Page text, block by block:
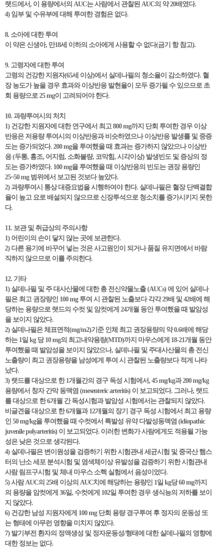
랫드에서, 이 용량에서의 AUC는 사람에서 관찰된 AUC의 약 20배였다.
4) 임부 및 수유부에 대해 투여한 경험은 없다.
8. 소아에 대한 투여
이 약은 신생아, 만18세 이하의 소아에게 사용할 수 없다(금기 항 참고).
9. 고령자에 대한 투여
고령의 건강한 지원자(65세 이상)에서 실데나필의 청소율이 감소하였다. 혈
장 농도가 높을 경우 효과와 이상반응 발현율이 모두 증가될 수 있으므로 초
회 용량으로 25 mg이 고려되어야 한다.
10. 과량투여시의 처치
1) 건강한 지원자에 대한 연구에서 최고 800 mg까지 단회 투여한 경우 이상
반응은 저용량 투여시의 이상반응과 비슷하였으나 이상반응 발생률 및 중증
도는 증가되었다. 200 mg을 투여했을 때 효과는 증가하지 않았으나 이상반
응 (두통, 홍조, 어지럼, 소화불량, 코막힘, 시각이상) 발생빈도 및 증상의 정
도는 증가하였다. 100 mg을 투여했을 때 이상반응의 빈도는 권장 용량인
25~50 mg 범위에서 보고된 것보다 높았다.
2) 과량투여시 통상 대증요법을 시행하여야 한다. 실데나필은 혈장 단백결합
율이 높고 요로 배설되지 않으므로 신장투석으로 청소치를 증가시키지 못한
다.
11. 보관 및 취급상의 주의사항
1) 어린이의 손이 닿지 않는 곳에 보관한다.
2) 다른 용기에 바꾸어 넣는 것은 사고원인이 되거나 품질 유지면에서 바람
직하지 않으므로 이를 주의한다.
12. 기타
1) 실데나필 및 주 대사산물에 대한 총 전신약물노출 (AUCs) 에 있어 실데나
필은 최고 권장량인 100 mg 투여 시 관찰된 노출보다 각각 29배 및 42배에 해
당하는 용량으로 랫드의 수컷 및 암컷에게 24개월 동안 투여했을 때 발암성
을 보이지 않았다.
2) 실데나필은 체표면적(mg/m2)기준 인체 최고 권장용량의 약 0.6배에 해당
하는 1일 kg 당 10 mg의 최고내약용량(MTD)까지 마우스에게 18-21개월 동안
투여했을 때 발암성을 보이지 않았으나, 실데나필 및 주대사산물의 총 전신
노출량이 최고 권장용량을 남성에게 투여 시 관찰된 노출량보다 적게 나타
났다.
3) 랫드를 대상으로 한 1개월간의 경구 독성 시험에서, 45 mg/kg과 200 mg/kg
용량에서 창자 간막 동맥염 (mesenteric arteritis) 이 보고되었다. 그러나, 랫드
를 대상으로 한 6개월 간 독성시험과 발암성 시험에서는 관찰되지 않았다.
비글견을 대상으로 한 6개월과 12개월의 장기 경구 독성 시험에서 최고 용량
인 50 mg/kg을 투여했을 때 수컷에서 특발성 유약 다발성동맥염 (idiopathic
juvenile polyarteritis) 이 보고되었다. 이러한 변화가 사람에게도 적용될 가능
성은 낮은 것으로 생각된다.
4) 실데나필은 변이원성을 검증하기 위한 시험관내 세균시험 및 중국산 햄스
터의 난소 세포 분석시험 및 염색체이상 유발성을 검증하기 위한 시험관내
사람 림프구시험 및 체내 마우스 소핵 실험에서 음성이었다.
5) 사람 AUC의 25배 이상의 AUC치에 해당하는 용량인 1일 kg당 60 mg까지
의 용량을 암컷에게 36일, 수컷에게 102일 투여한 경우 생식능의 저하를 보이
지 않았다.
6) 건강한 남성 지원자에게 100 mg 단회 용량 경구투여 후 정자의 운동성 또
는 형태에 아무런 영향을 미치지 않았다.
7) 발기부전 환자의 정액생성 및 정자운동성/형태에 대한 실데나필의 영향에
대한 정보는 없다.